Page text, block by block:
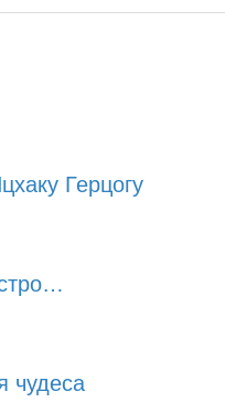
Герцогу
чудеса